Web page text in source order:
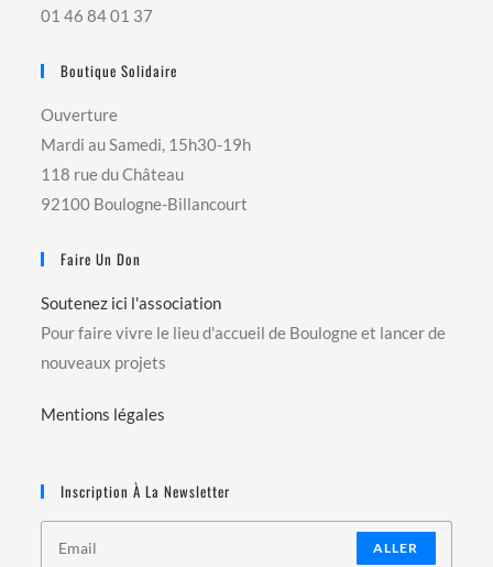
01 46 84 01 37
Boutique Solidaire
Ouverture
Mardi au Samedi, 15h30-19h
118 rue du Château
92100 Boulogne-Billancourt
Faire Un Don
Soutenez ici l'association
Pour faire vivre le lieu d'accueil de Boulogne et lancer de
nouveaux projets
Mentions légales
Inscription À La Newsletter
ALLER